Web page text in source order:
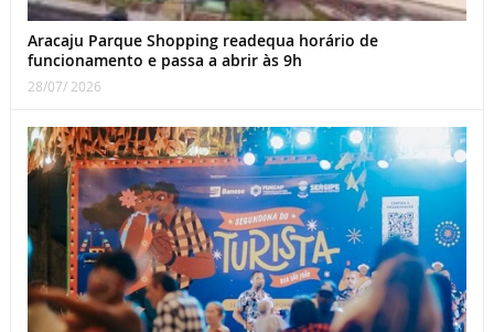
Aracaju Parque Shopping readequa horário de
funcionamento e passa a abrir às 9h
28/07/ 2026